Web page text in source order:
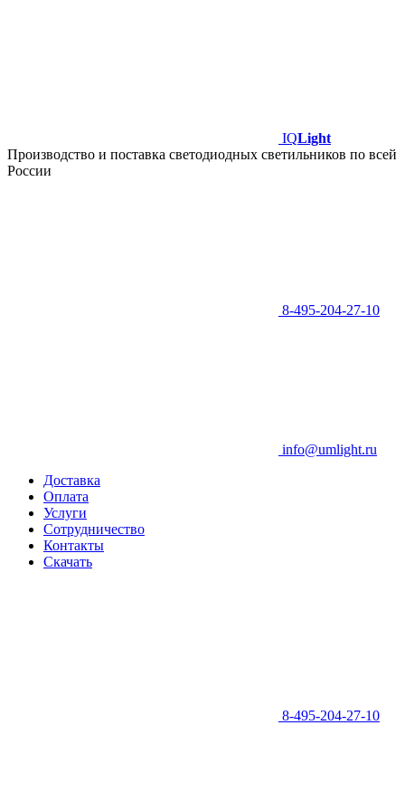
IQLight
Производство и поставка светодиодных светильников по всей
России
8-495-204-27-10
info@umlight.ru
Доставка
Оплата
Услуги
Сотрудничество
Контакты
Скачать
8-495-204-27-10